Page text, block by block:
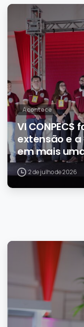
Acontece
VI
extensão e
em mais
2 de julho de 2026